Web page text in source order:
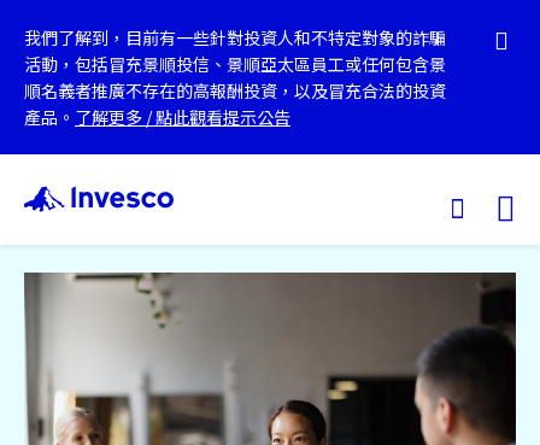
我們的基金
投資觀點
我們了解到，目前有一些針對投資人和不特定對象的詐騙
活動，包括冒充景順投信、景順亞太區員工或任何包含景
順名義者推廣不存在的高報酬投資，以及冒充合法的投資
產品。 了解更多 /點此觀看提示公告